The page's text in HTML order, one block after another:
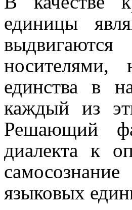
единицы
единства в
каждый из
Решающий
диалекта к
языковых